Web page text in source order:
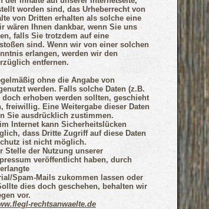
worden sind, das Urheberrecht von
von Dritten erhalten als solche eine
wären Ihnen dankbar, wenn Sie uns
falls Sie trotzdem auf eine
sind. Wenn wir von einer solchen
erlangen, werden wir den
entfernen.
ohne die Angabe von
werden. Falls solche Daten (z.B.
doch erhoben werden sollten, geschieht
freiwillig. Eine Weitergabe dieser Daten
Sie ausdrücklich zustimmen.
Internet kann Sicherheitslücken
dass Dritte Zugriff auf diese Daten
ist nichtmöglich.
Stelle der Nutzung unserer
veröffentlicht haben, durch
Spam-Mails zukommen lassen oder
dies doch geschehen, behalten wir
vor.
rechtsanwaelte.de